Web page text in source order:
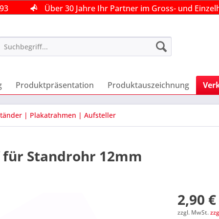
Über 30 Jahre Ihr Partner im Gross- und
Über 30 Jahre Ihr Partner im Gross- und
Produktpräsentation Produktauszeichnung
| Plakatrahmen | Aufsteller
Standrohr 12mm
2,90
zzgl. MwSt.
Über 30 Jahre Ihr Partner im Gross- und